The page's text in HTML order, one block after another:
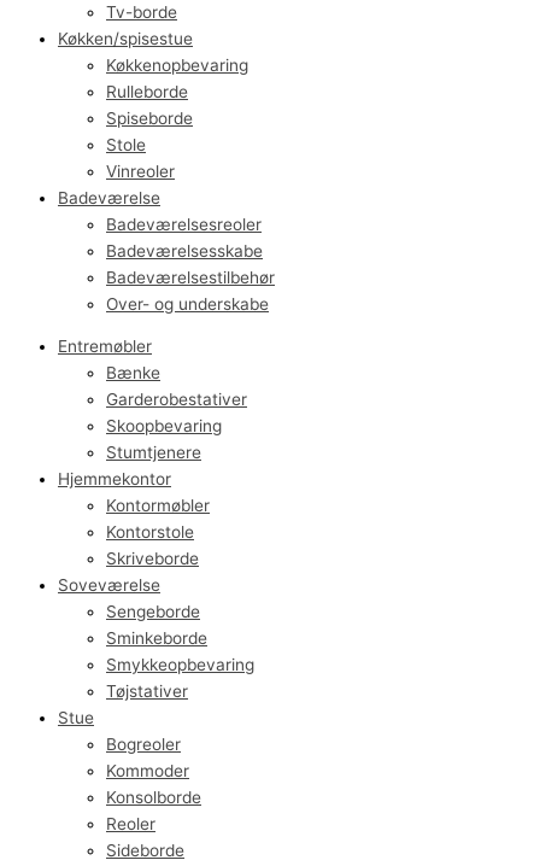
Tv-borde
Køkken/spisestue
Køkkenopbevaring
Rulleborde
Spiseborde
Stole
Vinreoler
Badeværelse
Badeværelsesreoler
Badeværelsesskabe
Badeværelsestilbehør
Over- og underskabe
Entremøbler
Bænke
Garderobestativer
Skoopbevaring
Stumtjenere
Hjemmekontor
Kontormøbler
Kontorstole
Skriveborde
Soveværelse
Sengeborde
Sminkeborde
Smykkeopbevaring
Tøjstativer
Stue
Bogreoler
Kommoder
Konsolborde
Reoler
Sideborde